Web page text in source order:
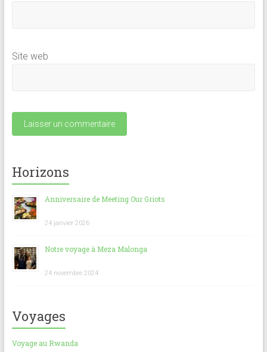
Site web
Horizons
Anniversaire de Meeting Our Griots
24 janvier 2026
Notre voyage à Meza Malonga
24 novembre 2024
Voyages
Voyage au Rwanda